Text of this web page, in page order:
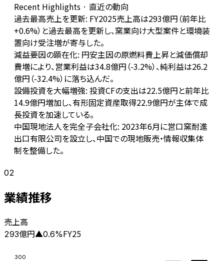
Recent Highlights · 直近の動向
過去最高売上を更新: FY2025売上高は293億円（前年比
+0.6%）と過去最高を更新し、窯業向け大型案件と環境装
置向け受注増が寄与した。
減益要因の顕在化: 円安主因の原燃料費上昇と減価償却
費増により、営業利益は34.8億円（-3.2%）、純利益は26.2
億円（-32.4%）に落ち込んだ。
設備投資を大幅増強: 投資CFの支出は22.5億円と前年比
14.9億円増加し、有形固定資産取得22.9億円が主体で成
長投資を加速している。
中国現地法人を完全子会社化: 2023年6月に営口窯耐進
出口有限公司を設立し、中国での現地販売・情報収集体
制を整備した。
02
業績推移
売上高
293億円▲0.6%FY25
300